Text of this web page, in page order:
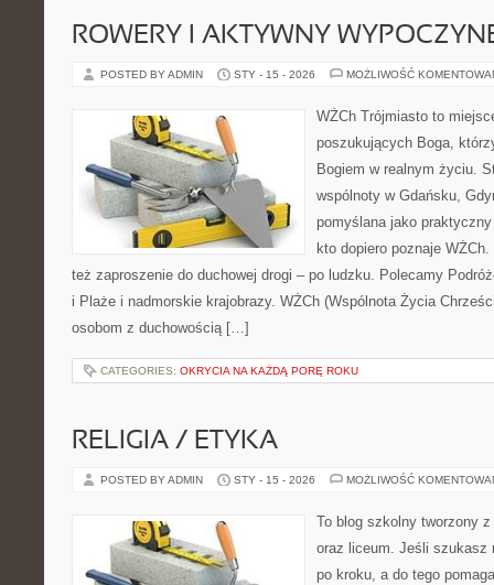
ROWERY I AKTYWNY
POSTED BY ADMIN STY - 15 - 2026 MOŻLIWOŚĆ
WŻCh Trójmiasto to
poszukujących Boga,
Bogiem w realnym życiu.
wspólnoty w Gdańsku,
pomyślana jako
kto dopiero poznaje
też zaproszenie do duchowej drogi – po ludzku. Polecamy
i Plaże i nadmorskie krajobrazy. WŻCh (Wspólnota Życia
osobom z duchowością […]
CATEGORIES: OKRYCIA NA KAŻDĄ PORĘ ROKU
RELIGIA / ETYKA
POSTED BY ADMIN STY - 15 - 2026 MOŻLIWOŚĆ
To blog szkolny tworzony
oraz liceum. Jeśli szukasz
po kroku, a do tego